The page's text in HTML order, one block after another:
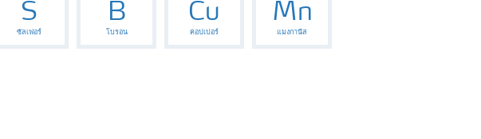
S
ซัลเฟอร์
B
โบรอน
Cu
คอปเปอร์
Mn
แมงกานีส